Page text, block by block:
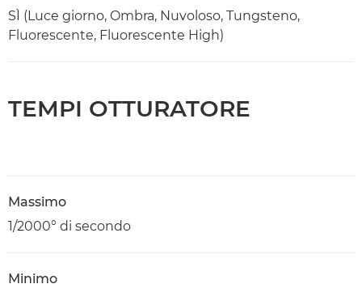
SÌ (Luce giorno, Ombra, Nuvoloso, Tungsteno,
Fluorescente, Fluorescente High)
TEMPI OTTURATORE
Massimo
1/2000° di secondo
Minimo